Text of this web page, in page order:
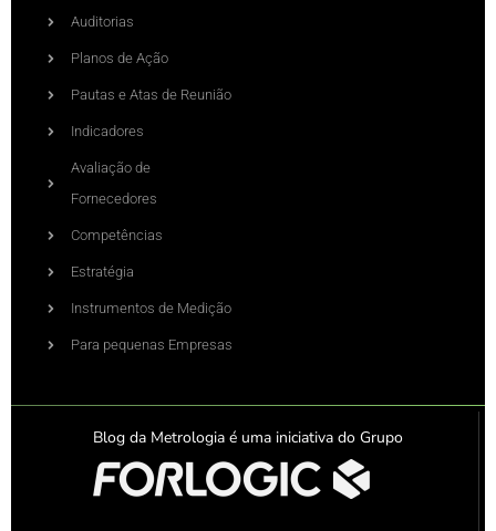
Auditorias
Planos de Ação
Pautas e Atas de Reunião
Indicadores
Avaliação de
Fornecedores
Competências
Estratégia
Instrumentos de Medição
Para pequenas Empresas
Blog da Metrologia é uma iniciativa do Grupo